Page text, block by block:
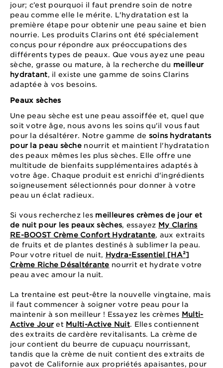
jour; c’est pourquoi il faut prendre soin de notre
peau comme elle le mérite. L'hydratation est la
première étape pour obtenir une peau saine et bien
nourrie. Les produits Clarins ont été spécialement
conçus pour répondre aux préoccupations des
différents types de peaux. Que vous ayez une peau
sèche, grasse ou mature, à la recherche du meilleur
hydratant, il existe une gamme de soins Clarins
adaptée à vos besoins.
Peaux sèches
Une peau sèche est une peau assoiffée et, quel que
soit votre âge, nous avons les soins qu'il vous faut
pour la désaltérer. Notre gamme de soins hydratants
pour la peau sèche nourrit et maintient l'hydratation
des peaux mêmes les plus sèches. Elle offre une
multitude de bienfaits supplémentaires adaptés à
votre âge. Chaque produit est enrichi d'ingrédients
soigneusement sélectionnés pour donner à votre
peau un éclat radieux.
Si vous recherchez les meilleures crèmes de jour et
de nuit pour les peaux sèches, essayez My Clarins
RE-BOOST Crème Confort Hydratante, aux extraits
de fruits et de plantes destinés à sublimer la peau.
Pour votre rituel de nuit, Hydra-Essentiel [HA²]
Crème Riche Désaltérante nourrit et hydrate votre
peau avec amour la nuit.
La trentaine est peut-être la nouvelle vingtaine, mais
il faut commencer à soigner votre peau pour la
maintenir à son meilleur ! Essayez les crèmes Multi-
Active Jouret Multi-Active Nuit. Elles contiennent
des extraits de cardère revitalisants. La crème de
jour contient du beurre de cupuaçu nourrissant,
tandis que la crème de nuit contient des extraits de
pavot de Californie aux propriétés apaisantes, pour